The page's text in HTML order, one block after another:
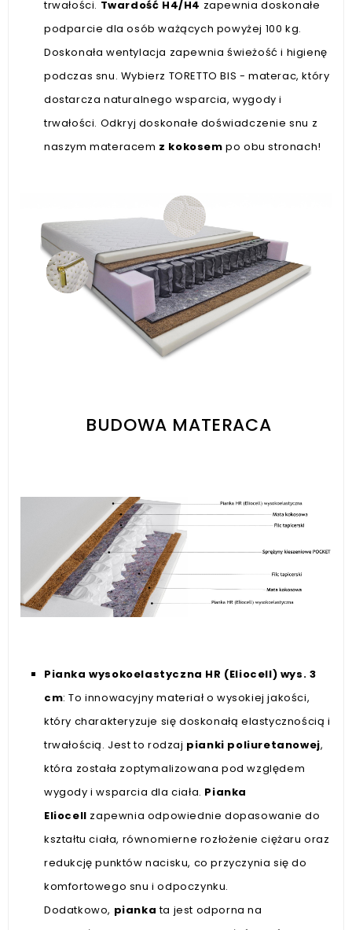
trwałości. Twardość H4/H4 zapewnia doskonałe
podparcie dla osób ważących powyżej 100 kg.
Doskonała wentylacja zapewnia świeżość i higienę
podczas snu. Wybierz TORETTO BIS - materac, który
dostarcza naturalnego wsparcia, wygody i
trwałości. Odkryj doskonałe doświadczenie snu z
naszym materacem z kokosem po obu stronach!
BUDOWA MATERACA
Piankawysokoelastyczna HR (Eliocell) wys. 3
cm: To innowacyjny materiał o wysokiej jakości,
który charakteryzuje się doskonałą elastycznością i
trwałością. Jest to rodzaj pianki poliuretanowej,
która została zoptymalizowana pod względem
wygody i wsparcia dla ciała. Pianka
Eliocell zapewnia odpowiednie dopasowanie do
kształtu ciała, równomierne rozłożenie ciężaru oraz
redukcję punktów nacisku, co przyczynia się do
komfortowego snu i odpoczynku.
Dodatkowo, pianka ta jest odporna na